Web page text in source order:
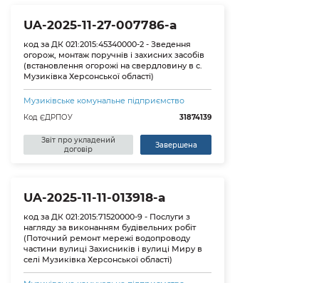
UA-2025-11-27-007786-a
код за ДК 021:2015:45340000-2 - Зведення
огорож, монтаж поручнів і захисних засобів
(встановлення огорожі на свердловину в с.
Музиківка Херсонської області)
Музиківське комунальне підприємство
Код ЄДРПОУ 31874139
Звіт про укладений
договір
Завершена
UA-2025-11-11-013918-a
код за ДК 021:2015:71520000-9 - Послуги з
нагляду за виконанням будівельних робіт
(Поточний ремонт мережі водопроводу
частини вулиці Захисників і вулиці Миру в
селі Музиківка Херсонської області)